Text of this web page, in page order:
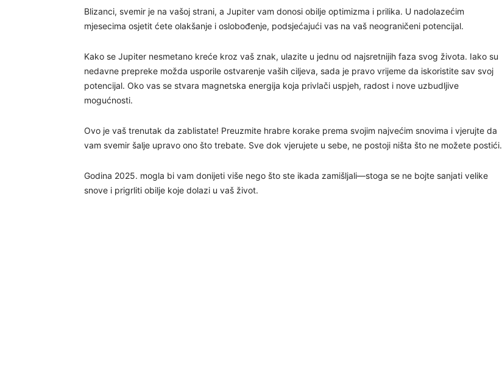
Blizanci, svemir je na vašoj strani, a Jupiter vam donosi obilje optimizma i prilika. U nadolazećim
mjesecima osjetit ćete olakšanje i oslobođenje, podsjećajući vas na vaš neograničeni potencijal.
Kako se Jupiter nesmetano kreće kroz vaš znak, ulazite u jednu od najsretnijih faza svog života. Iako su
nedavne prepreke možda usporile ostvarenje vaših ciljeva, sada je pravo vrijeme da iskoristite sav svoj
potencijal. Oko vas se stvara magnetska energija koja privlači uspjeh, radost i nove uzbudljive
mogućnosti.
Ovo je vaš trenutak da zablistate! Preuzmite hrabre korake prema svojim najvećim snovima i vjerujte da
vam svemir šalje upravo ono što trebate. Sve dok vjerujete u sebe, ne postoji ništa što ne možete postići.
Godina 2025. mogla bi vam donijeti više nego što ste ikada zamišljali—stoga se ne bojte sanjati velike
snove i prigrliti obilje koje dolazi u vaš život.